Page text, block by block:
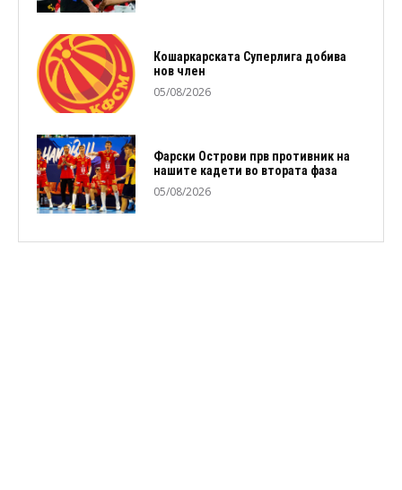
Кошаркарската Суперлига добива
нов член
05/08/2026
Фарски Острови прв противник на
нашите кадети во втората фаза
05/08/2026